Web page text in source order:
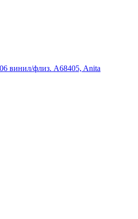
винил/флиз. A68405, Anita